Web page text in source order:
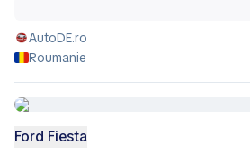
AutoDE.ro
Roumanie
Ford Fiesta